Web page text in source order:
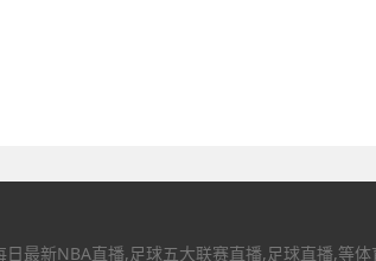
最新NBA直播,足球五大联赛直播,足球直播,等体